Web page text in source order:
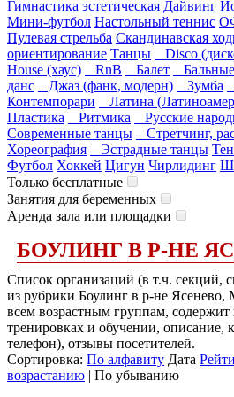
Гимнастика эстетическая Дайвинг
Мини-футбол Настольный теннис
Пулевая стрельба Скандинавская
ориентирование Танцы Disco
House (хаус)
RnB Балет
данс
Джаз (фанк, модерн) Зумба
Контемпорари
Латина
Пластика
Ритмика Русские
Современные танцы
Стретчинг,
Хореография
Эстрадные танцы
Футбол Хоккей Цигун Чирлидинг
Только бесплатные
Занятия для беременных
Аренда зала или площадки
БОУЛИНГ В Р-НЕ
Список организаций (в т.ч. секций,
из рубрики Боулинг в р-не Ясенево,
всем возрастным группам,
тренировках и обучении, описание,
телефон), отзывы посетителей.
Сортировка: По алфавиту Дата
возрастанию | По убыванию